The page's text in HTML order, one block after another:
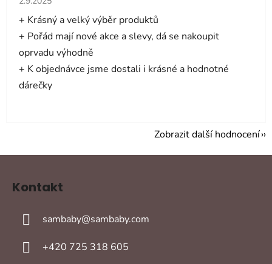
+ Krásný a velký výběr produktů
+ Pořád mají nové akce a slevy, dá se nakoupit
oprvadu výhodně
+ K objednávce jsme dostali i krásné a hodnotné
dárečky
Zobrazit další hodnocení
Kontakt
sambaby@sambaby.com
+420 725 318 605